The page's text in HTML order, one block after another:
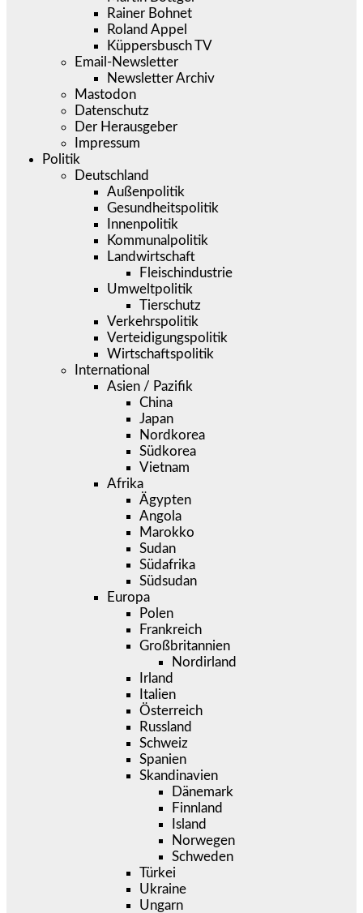
Rainer Bohnet
Roland Appel
Küppersbusch TV
Email-Newsletter
Newsletter Archiv
Mastodon
Datenschutz
Der Herausgeber
Impressum
Politik
Deutschland
Außenpolitik
Gesundheitspolitik
Innenpolitik
Kommunalpolitik
Landwirtschaft
Fleischindustrie
Umweltpolitik
Tierschutz
Verkehrspolitik
Verteidigungspolitik
Wirtschaftspolitik
International
Asien / Pazifik
China
Japan
Nordkorea
Südkorea
Vietnam
Afrika
Ägypten
Angola
Marokko
Sudan
Südafrika
Südsudan
Europa
Polen
Frankreich
Großbritannien
Nordirland
Irland
Italien
Österreich
Russland
Schweiz
Spanien
Skandinavien
Dänemark
Finnland
Island
Norwegen
Schweden
Türkei
Ukraine
Ungarn